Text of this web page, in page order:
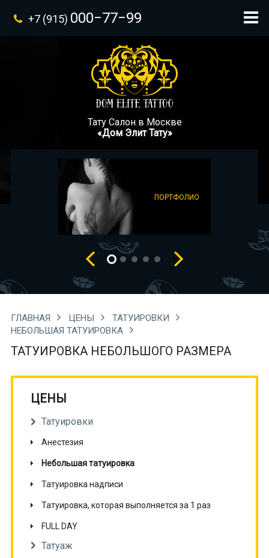
+7 (915) 000−77−99
Тату Салон в Москве
«Дом Элит Тату»
ПОРТФОЛИО
ГЛАВНАЯ ЦЕНЫ
ТАТУИРОВКИ
НЕБОЛЬШАЯ ТАТУИРОВКА
ТАТУИРОВКА НЕБОЛЬШОГО РАЗМЕРА
ЦЕНЫ
Татуировки
Анестезия
Небольшая татуировка
Татуировка надписи
Татуировка, которая выполняется за 1 раз
FULL DAY
Татуаж